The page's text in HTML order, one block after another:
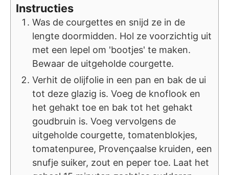
Instructies
Was de courgettes en snijd ze in de
lengte doormidden. Hol ze voorzichtig uit
met een lepel om 'bootjes' te maken.
Bewaar de uitgeholde courgette.
Verhit de olijfolie in een pan en bak de ui
tot deze glazig is. Voeg de knoflook en
het gehakt toe en bak tot het gehakt
goudbruin is. Voeg vervolgens de
uitgeholde courgette, tomatenblokjes,
tomatenpuree, Provençaalse kruiden, een
snufje suiker, zout en peper toe. Laat het